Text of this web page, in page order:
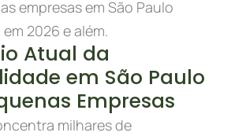
empresas em São Paulo
2026 e além.
Atual da
em São Paulo
Empresas
milhares de